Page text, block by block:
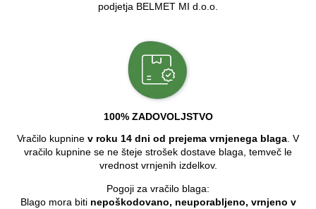
podjetja BELMET MI d.o.o.
100% ZADOVOLJSTVO
Vračilo kupnine v roku 14 dni od prejema vrnjenega blaga . V
vračilo kupnine se ne šteje strošek dostave blaga, temveč le
vrednost vrnjenih izdelkov.
Pogoji za vračilo blaga:
Blago mora biti nepoškodovano, neuporabljeno, vrnjeno v